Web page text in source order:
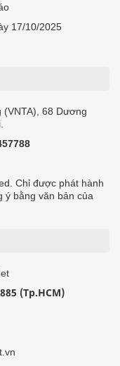
17/10/2025
(VNTA), 68 Dương
Chỉ được phát hành
ý bằng văn bản của
(Tp.HCM)